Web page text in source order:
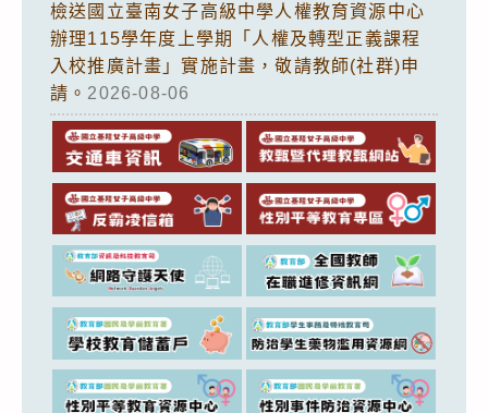
檢送國立臺南女子高級中學人權教育資源中心
辦理115學年度上學期「人權及轉型正義課程
入校推廣計畫」實施計畫，敬請教師(社群)申
請。 2026-08-06